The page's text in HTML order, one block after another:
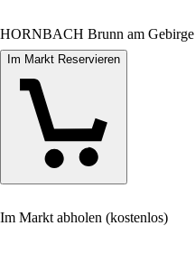
HORNBACH Brunn am Gebirge
Im Markt Reservieren
Im Markt abholen (kostenlos)